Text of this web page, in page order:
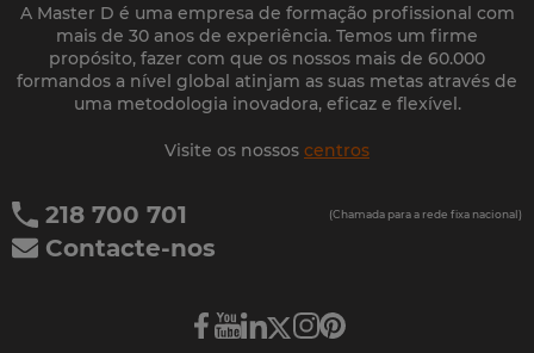
A Master D é uma empresa de formação profissional com
mais de 30 anos de experiência. Temos um firme
propósito, fazer com que os nossos mais de 60.000
formandos a nível global atinjam as suas metas através de
uma metodologia inovadora, eficaz e flexível.
Visite os nossos centros
218 700 701 (Chamada para a rede fixa nacional)
Contacte-nos